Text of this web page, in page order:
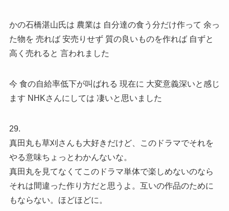
かの石橋湛山氏は 農業は 自分達の食う分だけ作って 余っ
た物を 売れば 安売りせず 質の良いものを作れば 自ずと
高く売れると 言われました
今 食の自給率低下が叫ばれる 現在に 大変意義深いと感じ
ます NHKさんにしては 凄いと思いました
29.
真田丸も草刈さんも大好きだけど、このドラマでそれを
やる意味ちょっとわかんないな。
真田丸を見てなくてこのドラマ単体で楽しめないのなら
それは間違った作り方だと思うよ。互いの作品のために
もならない。ほどほどに。